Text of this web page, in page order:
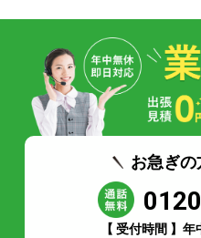
お急ぎの
【 受付時間 】